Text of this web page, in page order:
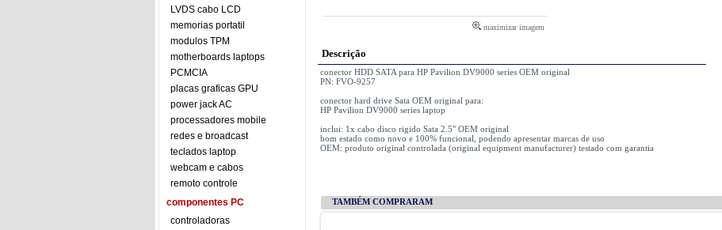
LVDS cabo LCD
memorias portatil
modulos TPM
motherboards laptops
PCMCIA
placas graficas GPU
power jack AC
processadores mobile
redes e broadcast
teclados laptop
webcam e cabos
remoto controle
componentes PC
controladoras
maximizar imagem
Descrição
conector HDD SATA para HP Pavilion DV9000 series OEM original
PN: FVO-9257
conector hard drive Sata OEM original para:
HP Pavilion DV9000 series laptop
inclui: 1x cabo disco rigido Sata 2.5" OEM original
bom estado como novo e 100% funcional, podendo apresentar marcas de uso
OEM: produto original controlada (original equipment manufacturer) testado com garantia
TAMBÉM COMPRARAM